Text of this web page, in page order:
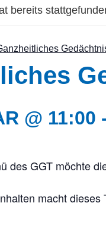
bereits
@ 11:00
des GGT möchte
macht dieses